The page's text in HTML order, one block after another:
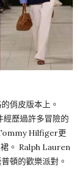
俏皮版本上。
經歷過許多冒險的
Hilfiger更
。 Ralph Lauren
頓的歡樂派對。